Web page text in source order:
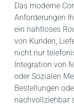
Das moderne
Anforderungen
ein nahtloses
von Kunden,
nicht nur
Integration von
oder Sozialen
Bestellungen
nachvollziehbar